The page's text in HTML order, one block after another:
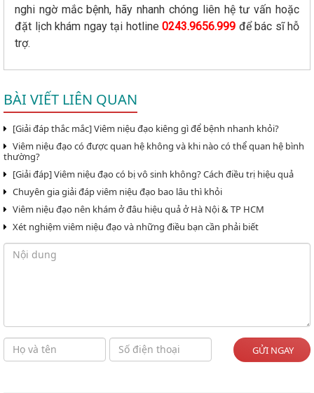
nghi ngờ mắc bệnh, hãy nhanh chóng liên hệ tư vấn hoặc
đặt lịch khám ngay tại hotline 0243.9656.999 để bác sĩ hỗ
trợ.
BÀI VIẾT LIÊN QUAN
[Giải đáp thắc mắc] Viêm niệu đạo kiêng gì để bệnh nhanh khỏi?
Viêm niệu đạo có được quan hệ không và khi nào có thể quan hệ bình
thường?
[Giải đáp] Viêm niệu đạo có bị vô sinh không? Cách điều trị hiệu quả
Chuyên gia giải đáp viêm niệu đạo bao lâu thì khỏi
Viêm niệu đạo nên khám ở đâu hiệu quả ở Hà Nội & TP HCM
Xét nghiệm viêm niệu đạo và những điều bạn cần phải biết
GỬI NGAY